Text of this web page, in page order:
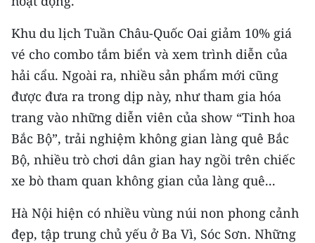
FRANÇAIS
РУССКИЙ
ESPAÑOL
한국어
Khu du lịch Tuần Châu-Quốc Oai giảm 10% giá
vé cho combo tắm biển và xem trình diễn của
hải cẩu. Ngoài ra, nhiều sản phẩm mới cũng
được đưa ra trong dịp này, như tham gia hóa
trang vào những diễn viên của show “Tinh hoa
Bắc Bộ”, trải nghiệm không gian làng quê Bắc
Bộ, nhiều trò chơi dân gian hay ngồi trên chiếc
xe bò tham quan không gian của làng quê...
Hà Nội hiện có nhiều vùng núi non phong cảnh
đẹp, tập trung chủ yếu ở Ba Vì, Sóc Sơn. Những